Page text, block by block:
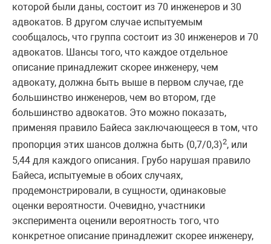
которой были даны, состоит из 70 инженеров и 30
адвокатов. В другом случае испытуемым
сообщалось, что группа состоит из 30 инженеров и 70
адвокатов. Шансы того, что каждое отдельное
описание принадлежит скорее инженеру, чем
адвокату, должна быть выше в первом случае, где
большинство инженеров, чем во втором, где
большинство адвокатов. Это можно показать,
применяя правило Байеса заключающееся в том, что
пропорция этих шансов должна быть (0,7/0,3)2, или
5,44 для каждого описания. Грубо нарушая правило
Байеса, испытуемые в обоих случаях,
продемонстрировали, в сущности, одинаковые
оценки вероятности. Очевидно, участники
эксперимента оценили вероятность того, что
конкретное описание принадлежит скорее инженеру,